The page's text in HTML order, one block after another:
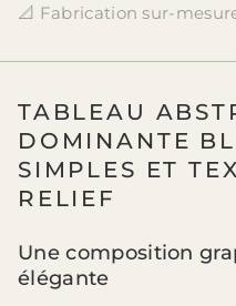
📐 Fabrication sur-
TABLEAU
DOMINANTE
SIMPLES ET
RELIEF
Une composition
élégante